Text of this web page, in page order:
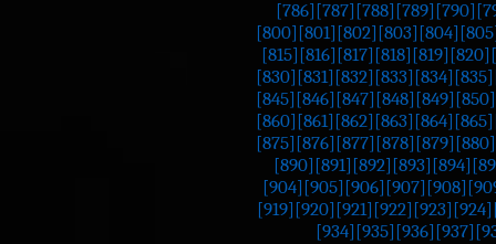
[786] [787] [788] [789] [790]
[800] [801] [802] [803] [804]
[815] [816] [817] [818] [819] [820]
[830] [831] [832] [833] [834] [835]
[845] [846] [847] [848] [849] [850]
[860] [861] [862] [863] [864] [865]
[875] [876] [877] [878] [879] [880]
[890] [891] [892] [893] [894]
[904] [905] [906] [907] [908]
[919] [920] [921] [922] [923] [924]
[934] [935] [936] [937]